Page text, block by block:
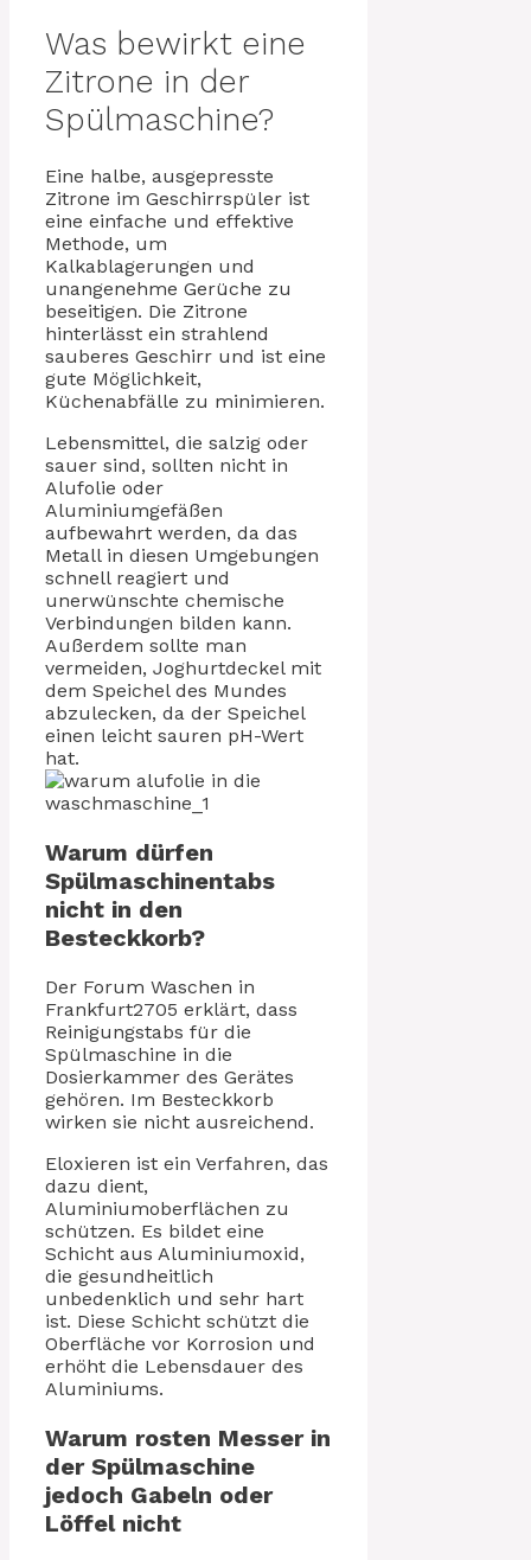
Was bewirkt eine
Zitrone in der
Spülmaschine?
Eine halbe, ausgepresste
Zitrone im Geschirrspüler ist
eine einfache und effektive
Methode, um
Kalkablagerungen und
unangenehme Gerüche zu
beseitigen. Die Zitrone
hinterlässt ein strahlend
sauberes Geschirr und ist eine
gute Möglichkeit,
Küchenabfälle zu minimieren.
Lebensmittel, die salzig oder
sauer sind, sollten nicht in
Alufolie oder
Aluminiumgefäßen
aufbewahrt werden, da das
Metall in diesen Umgebungen
schnell reagiert und
unerwünschte chemische
Verbindungen bilden kann.
Außerdem sollte man
vermeiden, Joghurtdeckel mit
dem Speichel des Mundes
abzulecken, da der Speichel
einen leicht sauren pH-Wert
hat.
Warum dürfen
Spülmaschinentabs
nicht in den
Besteckkorb?
Der Forum Waschen in
Frankfurt2705 erklärt, dass
Reinigungstabs für die
Spülmaschine in die
Dosierkammer des Gerätes
gehören. Im Besteckkorb
wirken sie nicht ausreichend.
Eloxieren ist ein Verfahren, das
dazu dient,
Aluminiumoberflächen zu
schützen. Es bildet eine
Schicht aus Aluminiumoxid,
die gesundheitlich
unbedenklich und sehr hart
ist. Diese Schicht schützt die
Oberfläche vor Korrosion und
erhöht die Lebensdauer des
Aluminiums.
Warum rosten Messer in
der Spülmaschine
jedoch Gabeln oder
Löffel nicht